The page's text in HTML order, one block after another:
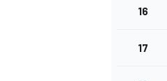
16
17